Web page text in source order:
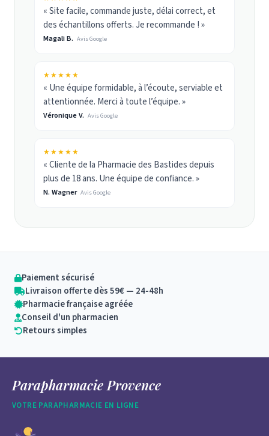
« Site facile, commande juste, délai correct, et
des échantillons offerts. Je recommande ! »
Magali B. Avis Google
★★★★★
« Une équipe formidable, à l’écoute, serviable et
attentionnée. Merci à toute l’équipe. »
Véronique V. Avis Google
★★★★★
« Cliente de la Pharmacie des Bastides depuis
plus de 18 ans. Une équipe de confiance. »
N. Wagner Avis Google
Paiement sécurisé
Livraison offerte dès 59€ — 24-48h
Pharmacie française agréée
Conseil d'un pharmacien
Retours simples
Parapharmacie Provence
VOTRE PARAPHARMACIE EN LIGNE